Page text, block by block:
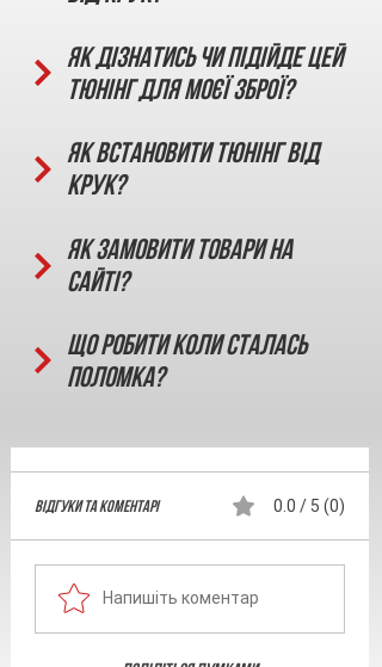
Як дізнатись чи підійде цей
тюнінг для моєї зброї?
Як встановити тюнінг від
КРУК?
Як замовити товари на
сайті?
Що робити коли сталась
поломка?
Відгуки та Коментарі 0.0 / 5 (0)
Напишіть коментар